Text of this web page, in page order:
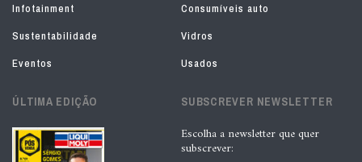
Infotainment
Consumíveis auto
Sustentabilidade
Vidros
Eventos
Usados
ÚLTIMA EDIÇÃO SUBSCREVER NEWSLETTER
Escolha a newsletter que quer
subscrever: